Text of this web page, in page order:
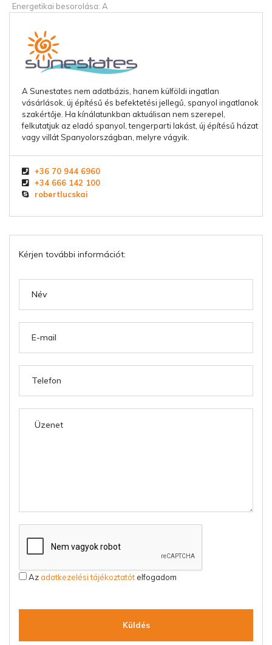
Energetikai besorolása: A
A Sunestates nem adatbázis, hanem külföldi ingatlan
vásárlások, új építésű és befektetési jellegű, spanyol ingatlanok
szakértője. Ha kínálatunkban aktuálisan nem szerepel,
felkutatjuk az eladó spanyol, tengerparti lakást, új építésű házat
vagy villát Spanyolországban, melyre vágyik.
+36 70 944 6960
+34 666 142 100
robertlucskai
Kérjen további információt:
Azadatkezelési tájékoztatót elfogadom
Küldés